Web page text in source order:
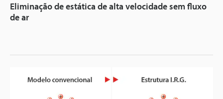
Eliminação de estática de alta velocidade sem fluxo
de ar